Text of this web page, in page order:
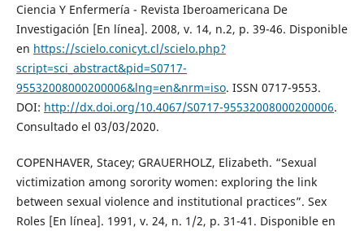
Ciencia Y Enfermería - Revista Iberoamericana De
Investigación [En línea]. 2008, v. 14, n.2, p. 39-46. Disponible
en https://scielo.conicyt.cl/scielo.php?
script=sci_abstract&pid=S0717-
95532008000200006&lng=en&nrm=iso. ISSN 0717-9553.
DOI: http://dx.doi.org/10.4067/S0717-95532008000200006.
Consultado el 03/03/2020.
COPENHAVER, Stacey; GRAUERHOLZ, Elizabeth. “Sexual
victimization among sorority women: exploring the link
between sexual violence and institutional practices”. Sex
Roles [En línea]. 1991, v. 24, n. 1/2, p. 31-41. Disponible en